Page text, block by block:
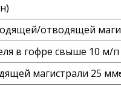
отводящей
в гофре свыше 10 м/п
магистрали 25